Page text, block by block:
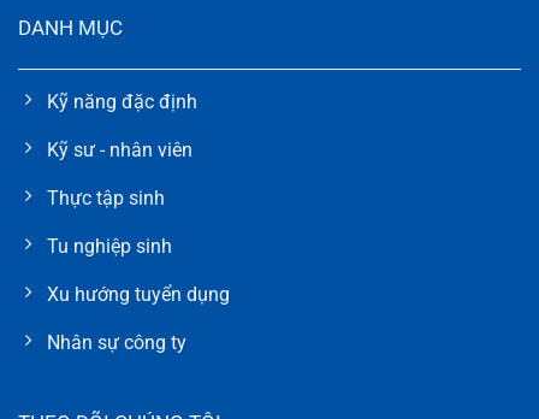
DANH MỤC
Kỹ năng đặc định
Kỹ sư - nhân viên
Thực tập sinh
Tu nghiệp sinh
Xu hướng tuyển dụng
Nhân sự công ty